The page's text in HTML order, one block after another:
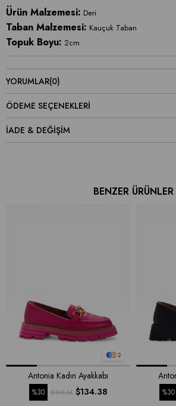
Ürün Malzemesi: Deri
Taban Malzemesi: Kauçuk Taban
Topuk Boyu: 2cm
YORUMLAR(0)
ÖDEME SEÇENEKLERI
İADE & DEĞİŞİM
BENZER ÜRÜNLER
2
Antonia Kadın Ayakkabı
$134.38
$193.34
%30 %30